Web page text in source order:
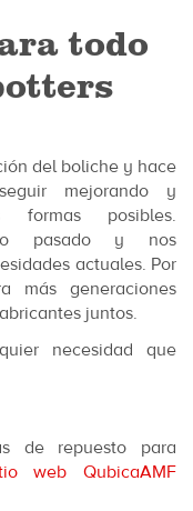
todo
del boliche y hace
mejorando y
posibles.
pasado y nos
actuales. Por
más generaciones
juntos.
necesidad que
de repuesto para
web QubicaAMF